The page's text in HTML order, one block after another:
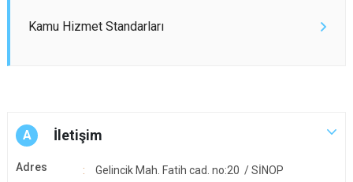
Kamu Hizmet Standarları
A İletişim
Adres
Gelincik Mah. Fatih cad. no:20 / SİNOP